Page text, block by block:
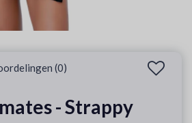
(0)
- Strappy